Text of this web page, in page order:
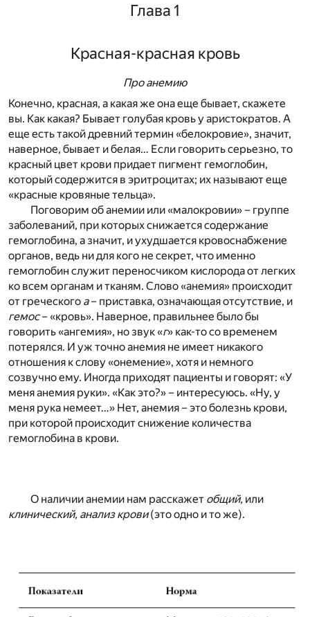
Глава 1
Красная-красная кровь
Про анемию
Конечно, красная, а какая же она еще бывает, скажете
вы. Как какая? Бывает голубая кровь у аристократов. А
еще есть такой древний термин «белокровие», значит,
наверное, бывает и белая… Если говорить серьезно, то
красный цвет крови придает пигмент гемоглобин,
который содержится в эритроцитах; их называют еще
«красные кровяные тельца».
Поговорим об анемии или «малокровии» – группе
заболеваний, при которых снижается содержание
гемоглобина, а значит, и ухудшается кровоснабжение
органов, ведь ни для кого не секрет, что именно
гемоглобин служит переносчиком кислорода от легких
ко всем органам и тканям. Слово «анемия» происходит
от греческого а– приставка, означающая отсутствие, и
гемос– «кровь». Наверное, правильнее было бы
говорить «ангемия», но звук «г» как-то со временем
потерялся. И уж точно анемия не имеет никакого
отношения к слову «онемение», хотя и немного
созвучно ему. Иногда приходят пациенты и говорят: «У
меня анемия руки». «Как это?» – интересуюсь. «Ну, у
меня рука немеет…» Нет, анемия – это болезнь крови,
при которой происходит снижение количества
гемоглобина в крови.
О наличии анемии нам расскажет общий, или
клинический, анализ крови(это одно и то же).